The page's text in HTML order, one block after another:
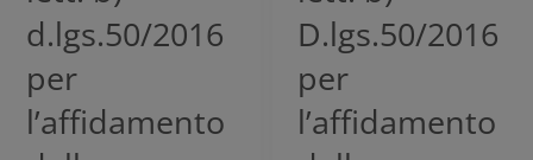
d.lgs.50/2016
per
l’affidamento
D.lgs.50/2016
per
l’affidamento